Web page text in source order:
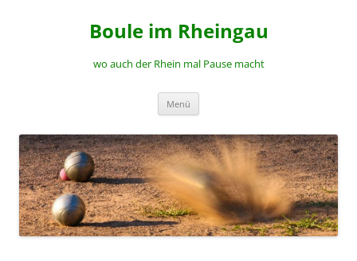
Boule im Rheingau
wo auch der Rhein mal Pause macht
Menü